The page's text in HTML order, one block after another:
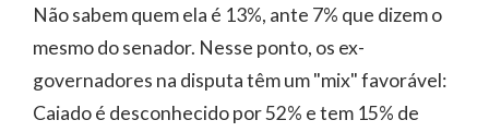
Não sabem quem ela é 13%, ante 7% que dizem o
mesmo do senador. Nesse ponto, os ex-
governadores na disputa têm um "mix" favorável:
Caiado é desconhecido por 52% e tem 15% de